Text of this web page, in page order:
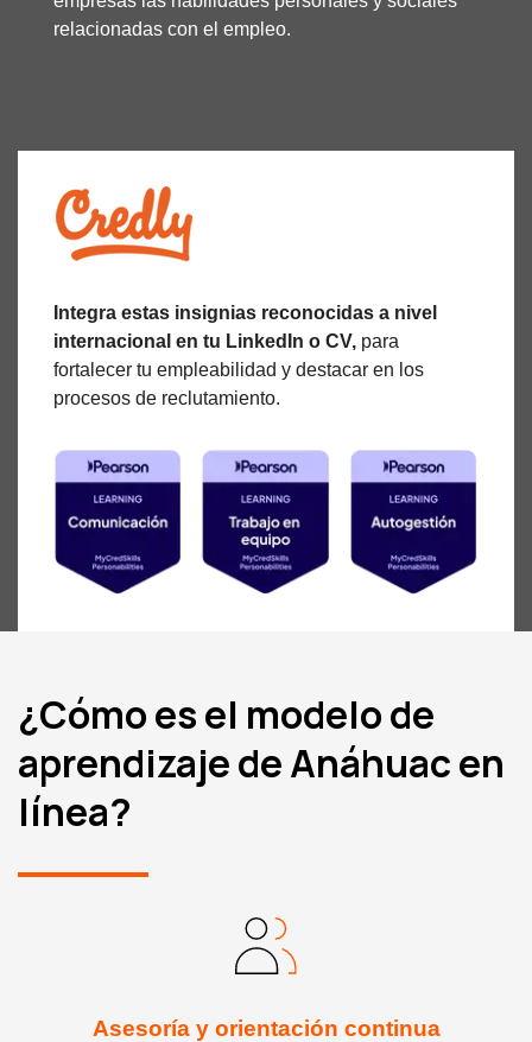
relacionadas con el empleo.
Integra estas insignias reconocidas a nivel
internacional en tu LinkedIn o CV, para
fortalecer tu empleabilidad y destacar en los
procesos de reclutamiento.
¿Cómo es el modelo de
aprendizaje de Anáhuac en
línea?
Asesoría y orientación continua